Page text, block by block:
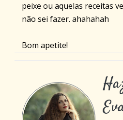
peixe ou aquelas receitas
não sei fazer. ahahahah
Bom apetite!